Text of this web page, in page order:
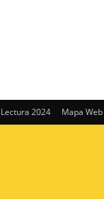
2024 Mapa Web